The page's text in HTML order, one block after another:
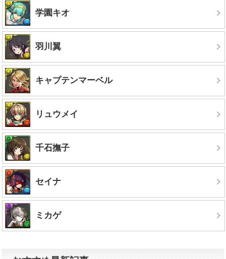
学園キオ
羽川翼
キャプテンマーベル
リュウメイ
千石撫子
セイナ
ミカゲ